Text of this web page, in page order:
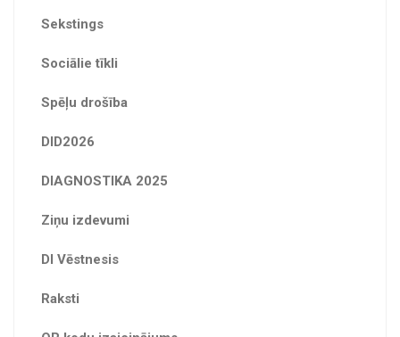
Sekstings
Sociālie tīkli
Spēļu drošība
DID2026
DIAGNOSTIKA 2025
Ziņu izdevumi
DI Vēstnesis
Raksti